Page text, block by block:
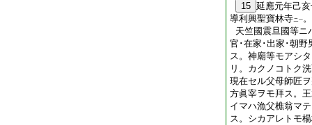
15 延應元年己
導利興聖寶林寺ニ一
天竺國震旦國等ニ
官･在家･出家･朝野
ス。神廟等モアシ
リ。カクノコトク
現在セル父母師匠
方眞宰ヲモ拜ス。
イマハ漁父樵翁マ
ス。シカアレトモ